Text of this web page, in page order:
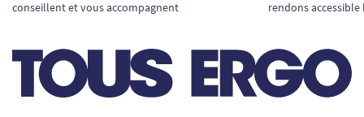
conseillent et vous accompagnent
rendons